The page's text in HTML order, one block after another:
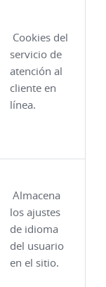
Cookies del
servicio de
atención al
cliente en
línea.
Almacena
los ajustes
de idioma
del usuario
en el sitio.